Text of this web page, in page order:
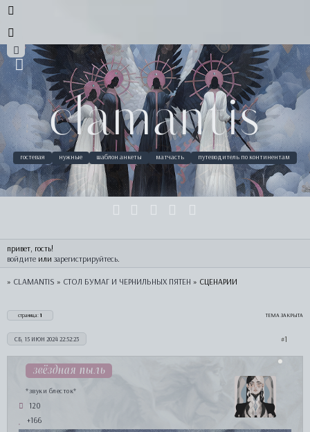
гостевая нужные шаблон анкеты матчасть путеводитель по континентам
clamantis
привет, гость!
войдите или зарегистрируйтесь.
» CLAMANTIS » СТОЛ БУМАГ И ЧЕРНИЛЬНЫХ ПЯТЕН » СЦЕНАРИИ
страница: 1 ТЕМА ЗАКРЫТА
1
СБ, 15 ИЮН 2024 22:52:23
звёздная пыль
*звуки блесток*
120
+166